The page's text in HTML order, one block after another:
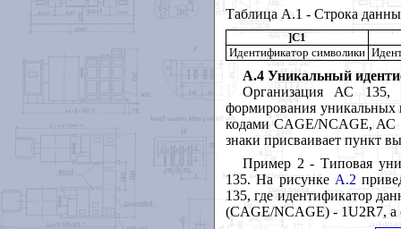
Таблица А.1 - Строка
]C1
Идентификатор символики
А.4 Уникальный
Организация АС 135,
формирования уникальных
кодамиCAGE/NCAGE, АС
знаки присваивает пункт
Пример 2 - Типовая
135. На рисунке А.2
135, где идентификатор
(CAGE/NCAGE) - 1U2R7,